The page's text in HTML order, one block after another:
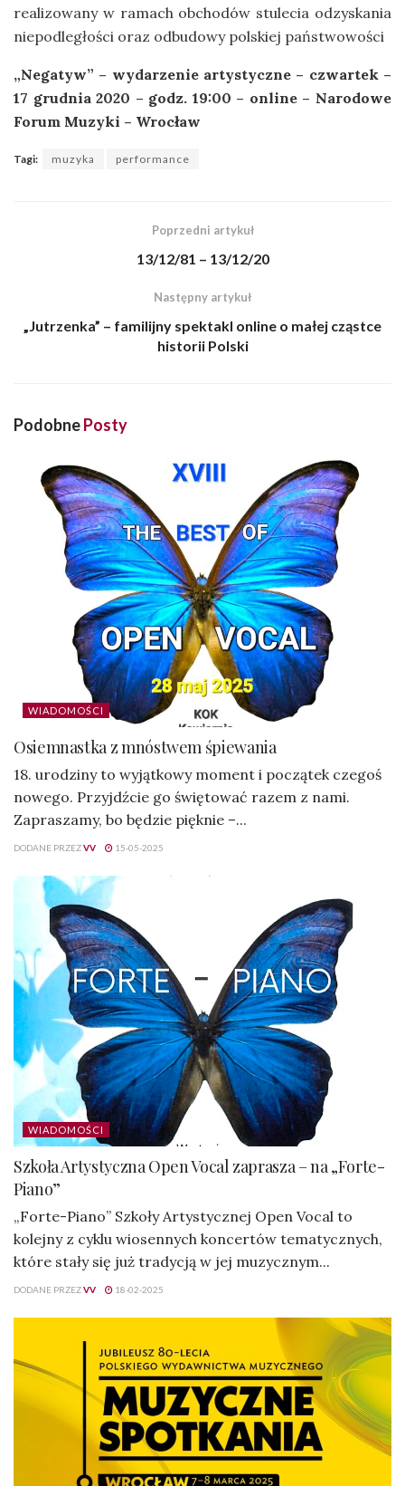
realizowany w ramach obchodów stulecia odzyskania
niepodległości oraz odbudowy polskiej państwowości
„Negatyw” – wydarzenie artystyczne – czwartek –
17 grudnia 2020 – godz. 19:00 – online – Narodowe
Forum Muzyki – Wrocław
Tagi: muzyka performance
Poprzedni artykuł
13/12/81 – 13/12/20
Następny artykuł
„Jutrzenka” – familijny spektakl online o małej cząstce
historii Polski
PodobnePosty
WIADOMOŚCI
Osiemnastka z mnóstwem śpiewania
18. urodziny to wyjątkowy moment i początek czegoś
nowego. Przyjdźcie go świętować razem z nami.
Zapraszamy, bo będzie pięknie –...
DODANE PRZEZVV 15-05-2025
WIADOMOŚCI
Szkoła Artystyczna Open Vocal zaprasza – na „Forte-
Piano”
„Forte-Piano” Szkoły Artystycznej Open Vocal to
kolejny z cyklu wiosennych koncertów tematycznych,
które stały się już tradycją w jej muzycznym...
DODANE PRZEZVV 18-02-2025